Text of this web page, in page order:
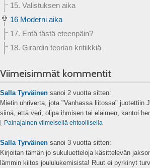
15. Valistuksen aika
16 Moderni aika
17. Entä tästä eteenpäin?
18. Girardin teorian kritiikkiä
Viimeisimmät kommentit
Salla Tyrväinen sanoi 2 vuotta sitten:
Mietin uhriverta, jota "Vanhassa liitossa" juotettiin
siinä, että veri, olipa ihmisen tai eläimen, kantoi
⌊ Painajainen viimeisellä ehtoollisella
Salla Tyrväinen sanoi 3 vuotta sitten:
Kirjoitan tämän jo sukuluetteloja käsittelevän
lämmin kiitos joululukemisista! Ruut ei pyrkinyt